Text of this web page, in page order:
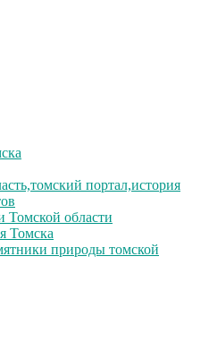
портал,история
области
Томска
природы томской